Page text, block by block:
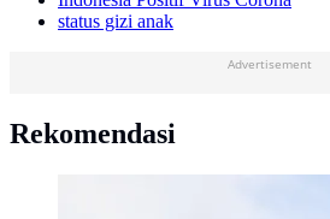
status gizi anak
Advertisement
Rekomendasi